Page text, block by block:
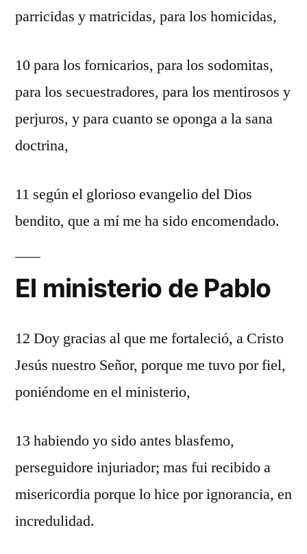
parricidas y matricidas, para los homicidas,
10 para los fornicarios, para los sodomitas,
para los secuestradores, para los mentirosos y
perjuros, y para cuanto se oponga a la sana
doctrina,
11 según el glorioso evangelio del Dios
bendito, que a mí me ha sido encomendado.
El ministerio de Pablo
12 Doy gracias al que me fortaleció, a Cristo
Jesús nuestro Señor, porque me tuvo por fiel,
poniéndome en el ministerio,
13 habiendo yo sido antes blasfemo,
perseguidore injuriador; mas fui recibido a
misericordia porque lo hice por ignorancia, en
incredulidad.